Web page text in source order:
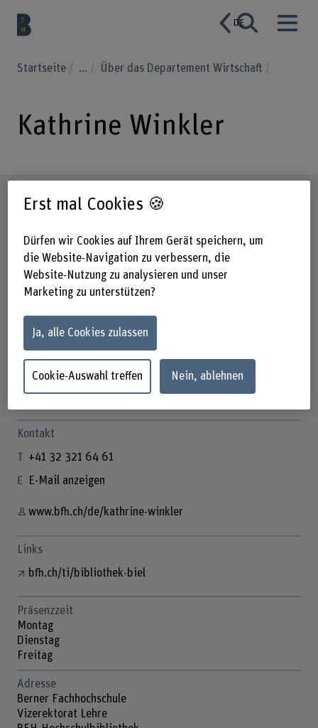
DE
Startseite ... Über das Departement Wirtschaft
Kathrine Winkler
Steckbrief
Kathrine Winkler
Fachspezialistin Hochschulbibliothek
Kontakt
+41 32 321 64 61
E-Mail anzeigen
www.bfh.ch/de/kathrine-winkler
Links
bfh.ch/ti/bibliothek-biel
Präsenzzeit
Montag
Dienstag
Freitag
Adresse
Berner Fachhochschule
Vizerektorat Lehre
Erst mal Cookies 🍪
Dürfen wir Cookies auf Ihrem Gerät speichern, um
die Website-Navigation zu verbessern, die
Website-Nutzung zu analysieren und unser
Marketing zu unterstützen?
Ja, alle Cookies zulassen
Cookie-Auswahl treffen Nein, ablehnen